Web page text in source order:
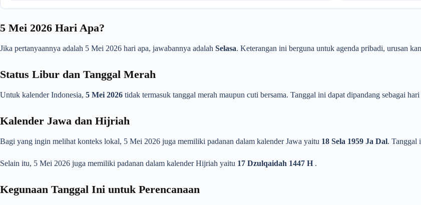
5 Mei 2026 Hari Apa?
Jika pertanyaannya adalah 5 Mei 2026 hari apa, jawabannya adalah Selasa. Keterangan ini berguna untuk agenda pribadi, urusan
Status Libur dan Tanggal Merah
Untuk kalender Indonesia, 5 Mei 2026 tidak termasuk tanggal merah maupun cuti bersama. Tanggal ini dapat dipandang sebagai
Kalender Jawa dan Hijriah
Bagi yang ingin melihat konteks lokal, 5 Mei 2026 juga memiliki padanan dalam kalender Jawa yaitu 18 Sela 1959 Ja Dal. Tanggal
Selain itu, 5 Mei 2026 juga memiliki padanan dalam kalender Hijriah yaitu 17 Dzulqaidah 1447 H .
Kegunaan Tanggal Ini untuk Perencanaan